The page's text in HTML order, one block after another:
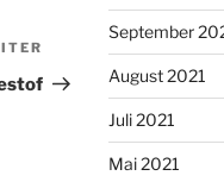
Nächster
Beitrag
September
August 2021
Juli 2021
Mai 2021